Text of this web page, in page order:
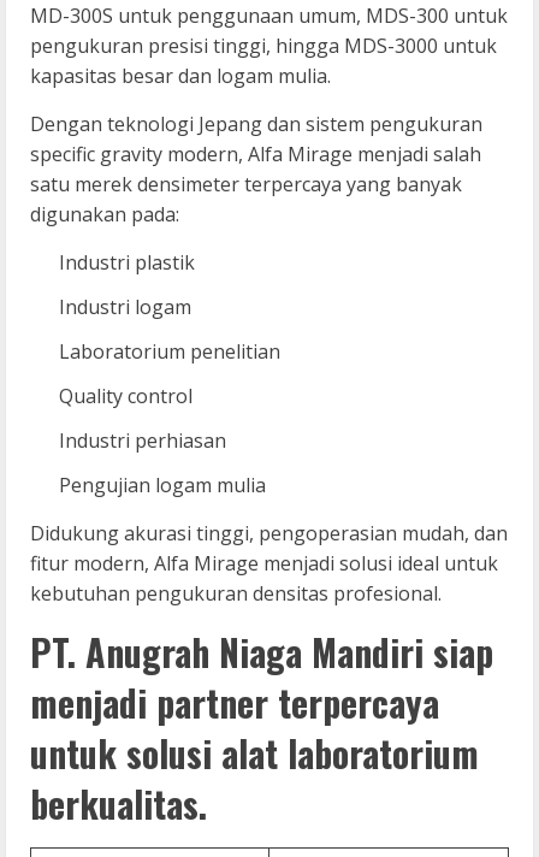
MD-300S untuk penggunaan umum, MDS-300 untuk
pengukuran presisi tinggi, hingga MDS-3000 untuk
kapasitas besar dan logam mulia.
Dengan teknologi Jepang dan sistem pengukuran
specific gravity modern, Alfa Mirage menjadi salah
satu merek densimeter terpercaya yang banyak
digunakan pada:
Industri plastik
Industri logam
Laboratorium penelitian
Quality control
Industri perhiasan
Pengujian logam mulia
Didukung akurasi tinggi, pengoperasian mudah, dan
fitur modern, Alfa Mirage menjadi solusi ideal untuk
kebutuhan pengukuran densitas profesional.
PT. Anugrah Niaga Mandiri siap
menjadi partner terpercaya
untuk solusi alat laboratorium
berkualitas.